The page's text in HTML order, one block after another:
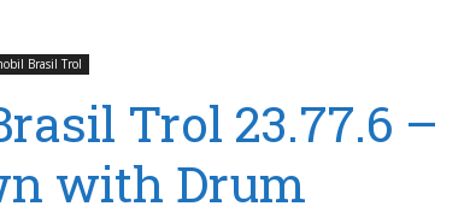
Brasil Trol
Trol 23.77.6 –
with Drum